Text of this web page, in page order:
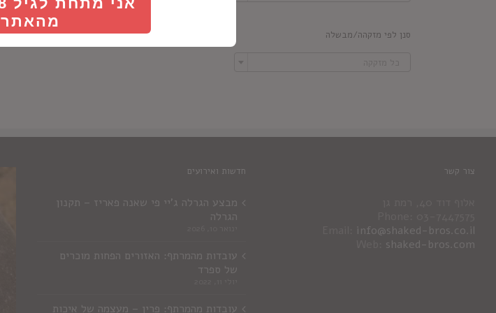
סנן לפי מזקהה/מבשלה
צור קשר
info@shaked-bros.co.il
shaked-bros.com
חדשות ואירועים
מבצע הגרלה ג'יי פי שאנה פאריז – תקנון
הגרלה
עובדות מהמרתף: האזורים הפחות מוכרים
של ספרד
עובדות מהמרתף: פרין – מעצמה של איכות
מהאתר